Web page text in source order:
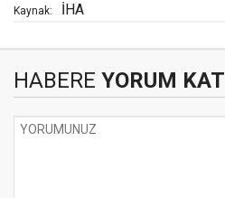
Kaynak: İHA
HABERE YORUM KAT